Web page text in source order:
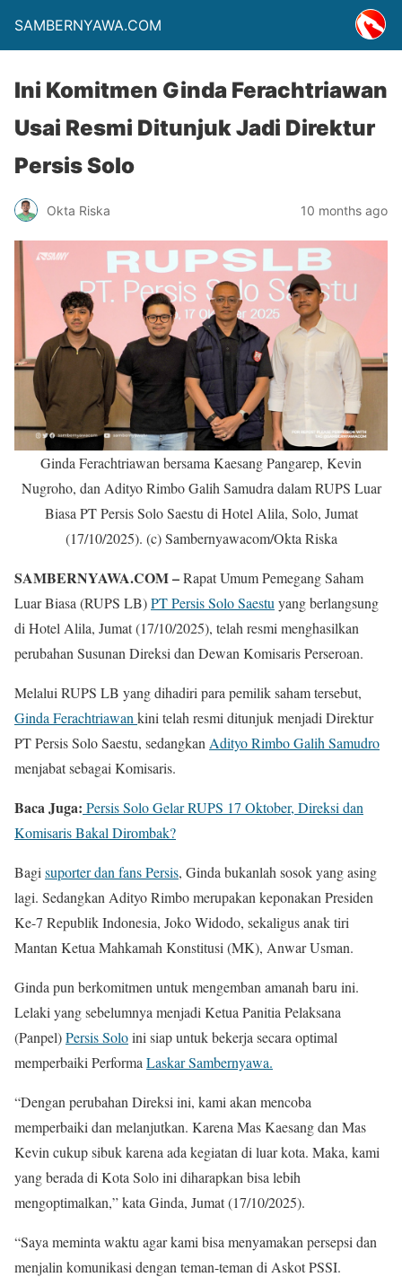
SAMBERNYAWA.COM
Ini Komitmen Ginda Ferachtriawan
Usai Resmi Ditunjuk Jadi Direktur
Persis Solo
Okta Riska 10 months ago
Ginda Ferachtriawan bersama Kaesang Pangarep, Kevin
Nugroho, dan Adityo Rimbo Galih Samudra dalam RUPS Luar
Biasa PT Persis Solo Saestu di Hotel Alila, Solo, Jumat
(17/10/2025). (c) Sambernyawacom/Okta Riska
SAMBERNYAWA.COM –Rapat Umum Pemegang Saham
Luar Biasa (RUPS LB)PT Persis Solo Saestu yang berlangsung
di Hotel Alila, Jumat (17/10/2025), telah resmi menghasilkan
perubahan Susunan Direksi dan Dewan Komisaris Perseroan.
Melalui RUPS LB yang dihadiri para pemilik saham tersebut,
Ginda Ferachtriawan kini telah resmi ditunjuk menjadi Direktur
PT Persis Solo Saestu, sedangkan Adityo Rimbo Galih Samudro
menjabat sebagai Komisaris.
Baca Juga: Persis Solo Gelar RUPS 17 Oktober, Direksi dan
Komisaris Bakal Dirombak?
Bagi suporter dan fans Persis, Ginda bukanlah sosok yang asing
lagi. Sedangkan Adityo Rimbo merupakan keponakan Presiden
Ke-7 Republik Indonesia, Joko Widodo, sekaligus anak tiri
Mantan Ketua Mahkamah Konstitusi (MK), Anwar Usman.
Ginda pun berkomitmen untuk mengemban amanah baru ini.
Lelaki yang sebelumnya menjadi Ketua Panitia Pelaksana
(Panpel)Persis Soloini siap untuk bekerja secara optimal
memperbaiki Performa Laskar Sambernyawa.
“Dengan perubahan Direksi ini, kami akan mencoba
memperbaiki dan melanjutkan. Karena Mas Kaesang dan Mas
Kevin cukup sibuk karena ada kegiatan di luar kota. Maka, kami
yang berada di Kota Solo ini diharapkan bisa lebih
mengoptimalkan,” kata Ginda, Jumat (17/10/2025).
“Saya meminta waktu agar kami bisa menyamakan persepsi dan
menjalin komunikasi dengan teman-teman di Askot PSSI.